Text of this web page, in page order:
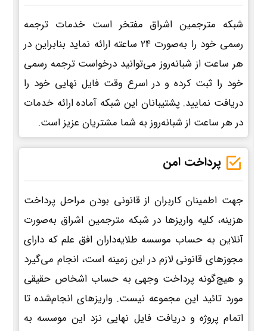
شبکه مترجمین اشراق مفتخر است خدمات ترجمه
رسمی خود را به‌صورت 24 ساعته ارائه نماید بنابراین در
هر ساعت از شبانه‌روز می‌توانید درخواست ترجمه رسمی
خود را ثبت کرده و در اسرع وقت فایل نهایی خود را
دریافت نمایید. پشتیبانان این شبکه آماده ارائه خدمات
در هر ساعت از شبانه‌روز به شما مشتریان عزیز است.
پرداخت امن
جهت اطمینان کاربران از قانونی بودن مراحل پرداخت
هزینه، کلیه واریزها در شبکه مترجمین اشراق به‌صورت
آنلاین به حساب موسسه طلایه‌داران افق علم که دارای
مجوزهای قانونی لازم در این زمینه است، انجام می‌گیرد
و هیچ‌گونه پرداخت وجهی به حساب اشخاص حقیقی
مورد تائید این مجموعه نیست. واریزهای انجام‌شده تا
اتمام پروژه و دریافت فایل نهایی نزد این موسسه به